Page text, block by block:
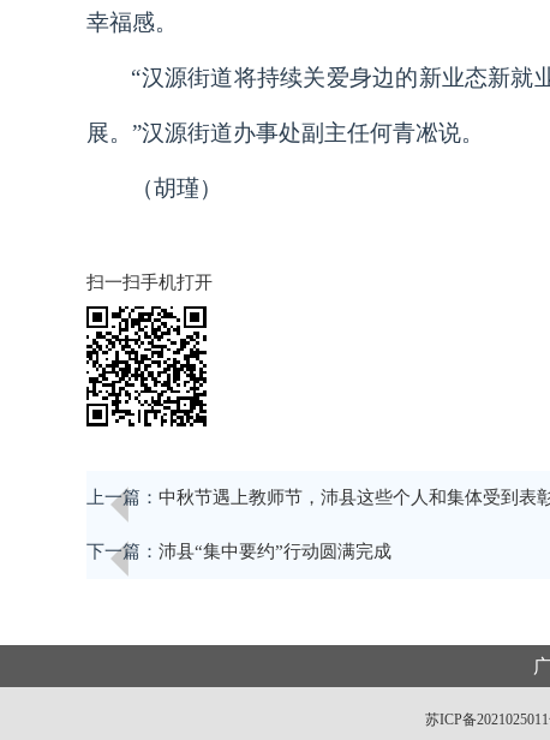
幸福感。
“汉源街道将持续关爱身边的新业态新
展。”汉源街道办事处副主任何青凇说。
（胡瑾）
扫一扫手机打开
上一篇： 中秋节遇上教师节，沛县这些个人和集体受到表
下一篇： 沛县“集中要约”行动圆满完成
苏ICP备